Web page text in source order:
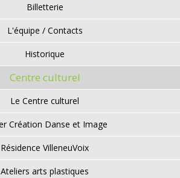
Billetterie
L'équipe / Contacts
Historique
Centre culturel
Le Centre culturel
Création Danse et Image
Résidence VilleneuVoix
Ateliers arts plastiques